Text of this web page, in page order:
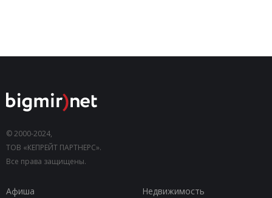
© 2000-2024,
ТОВ «КЕПРЕЙТ ПАРТНЕРС».
Все права защищены.
Афиша
Недвижимость